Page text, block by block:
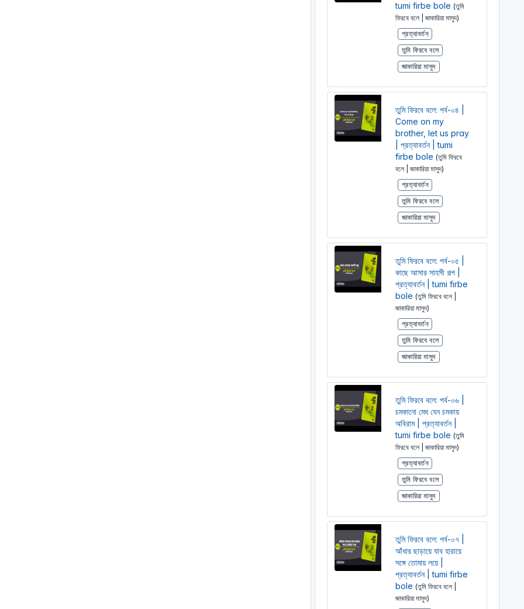
tumi firbe bole (তুমি
ফিরবে বলে | জাকারিয়া মাসুদ)
প্রত্যাবর্তন
তুমি ফিরবে বলে
জাকারিয়া মাসুদ
তুমি ফিরবে বলে: পর্ব-০৪ |
Come on my
brother, let us pray
| প্রত্যাবর্তন | tumi
firbe bole (তুমি ফিরবে
বলে | জাকারিয়া মাসুদ)
প্রত্যাবর্তন
তুমি ফিরবে বলে
জাকারিয়া মাসুদ
তুমি ফিরবে বলে: পর্ব-০৫ |
কাছে আসার সাহসী গল্প |
প্রত্যাবর্তন | tumi firbe
bole (তুমি ফিরবে বলে |
জাকারিয়া মাসুদ)
প্রত্যাবর্তন
তুমি ফিরবে বলে
জাকারিয়া মাসুদ
তুমি ফিরবে বলে: পর্ব-০৬ |
চমকানো মেঘ যেন চমকায়
অবিরাম | প্রত্যাবর্তন |
tumi firbe bole (তুমি
ফিরবে বলে | জাকারিয়া মাসুদ)
প্রত্যাবর্তন
তুমি ফিরবে বলে
জাকারিয়া মাসুদ
তুমি ফিরবে বলে: পর্ব-০৭ |
আঁধার ছাড়ায়ে যাব হারায়ে
সঙ্গে তোমায় লয়ে |
প্রত্যাবর্তন | tumi firbe
bole (তুমি ফিরবে বলে |
জাকারিয়া মাসুদ)